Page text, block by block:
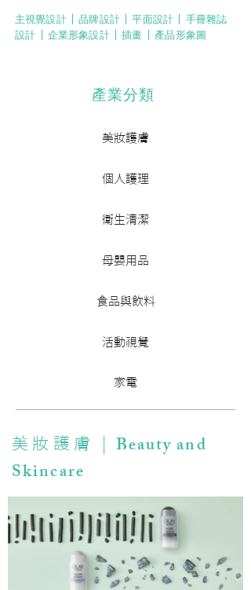
主視覺設計 | ​品牌設計 | ​平面設計 | ​手冊雜誌
設計 | ​企業形象設計 | ​插畫 | ​產品形象圖
產業分類
美妝護膚
個人護理
衛生清潔
母嬰用品
食品與飲料
活動視覺
家電
美妝護膚 |
Beauty and
Skincare